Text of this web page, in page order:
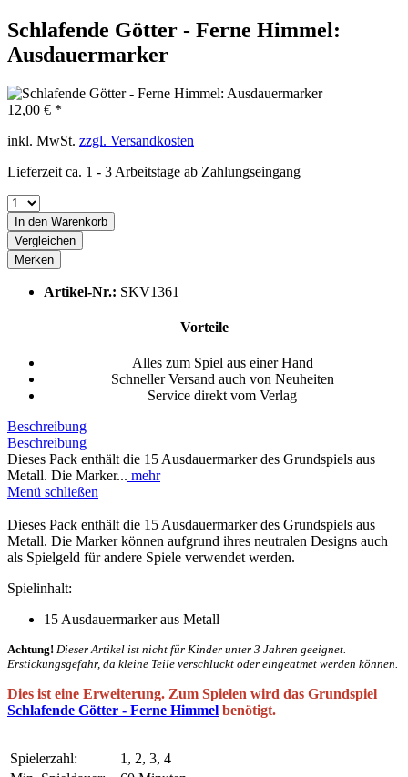
Schlafende Götter - Ferne Himmel:
Ausdauermarker
12,00 € *
inkl. MwSt. zzgl. Versandkosten
Lieferzeit ca. 1 - 3 Arbeitstage ab Zahlungseingang
In den Warenkorb
Vergleichen
Merken
Artikel-Nr.: SKV1361
Vorteile
Alles zum Spiel aus einer Hand
Schneller Versand auch von Neuheiten
Service direkt vom Verlag
Beschreibung
Beschreibung
Dieses Pack enthält die 15 Ausdauermarker des Grundspiels aus
Metall. Die Marker... mehr
Menü schließen
Dieses Pack enthält die 15 Ausdauermarker des Grundspiels aus
Metall. Die Marker können aufgrund ihres neutralen Designs auch
als Spielgeld für andere Spiele verwendet werden.
Spielinhalt:
15 Ausdauermarker aus Metall
Achtung! Dieser Artikel ist nicht für Kinder unter 3 Jahren geeignet.
Erstickungsgefahr, da kleine Teile verschluckt oder eingeatmet werden können.
Dies ist eine Erweiterung. Zum Spielen wird das Grundspiel
Schlafende Götter - Ferne Himmel benötigt.
Spielerzahl:
1, 2, 3, 4